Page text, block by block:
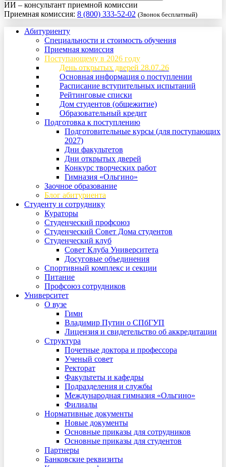
ИИ – консультант приемной комиссии
Приемная комиссия: 8 (800) 333-52-02 (Звонок бесплатный)
Абитуриенту
Специальности и стоимость обучения
Приемная комиссия
Поступающему в 2026 году
День открытых дверей 28.07.26
Основная информация о поступлении
Расписание вступительных испытаний
Рейтинговые списки
Дом студентов (общежитие)
Образовательный кредит
Подготовка к поступлению
Подготовительные курсы (для поступающих
2027)
Дни факультетов
Дни открытых дверей
Конкурс творческих работ
Гимназия «Ольгино»
Заочное образование
Блог абитуриента
Студенту и сотруднику
Кураторы
Студенческий профсоюз
Студенческий Совет Дома студентов
Студенческий клуб
Совет Клуба Университета
Досуговые объединения
Спортивный комплекс и секции
Питание
Профсоюз сотрудников
Университет
О вузе
Гимн
Владимир Путин о СПбГУП
Лицензия и свидетельство об аккредитации
Структура
Почетные доктора и профессора
Ученый совет
Ректорат
Факультеты и кафедры
Подразделения и службы
Международная гимназия «Ольгино»
Филиалы
Нормативные документы
Новые документы
Основные приказы для сотрудников
Основные приказы для студентов
Партнеры
Банковские реквизиты